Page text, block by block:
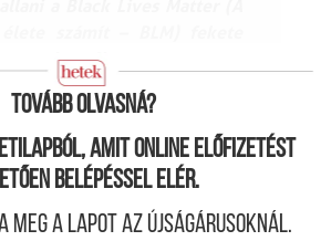
Tovább olvasná?
amit online előfizetést
belépéssel elér.
meg a lapot az újságárusoknál.